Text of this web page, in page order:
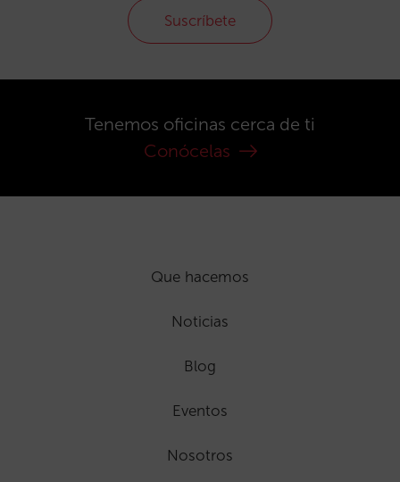
Suscríbete
Tenemos oficinas cerca de ti
Conócelas
Que hacemos
Noticias
Blog
Eventos
Nosotros